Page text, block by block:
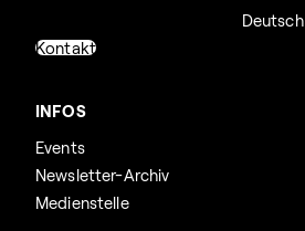
Kontakt
INFOS
Events
Newsletter-Archiv
Medienstelle
Deutsch